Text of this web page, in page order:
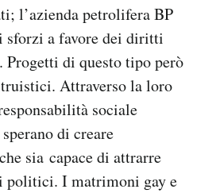
l’azienda petrolifera BP
sforzi a favore dei diritti
Progetti di questo tipo però
Attraverso la loro
sociale
di creare
sia capace di attrarre
politici. I matrimoni gay e